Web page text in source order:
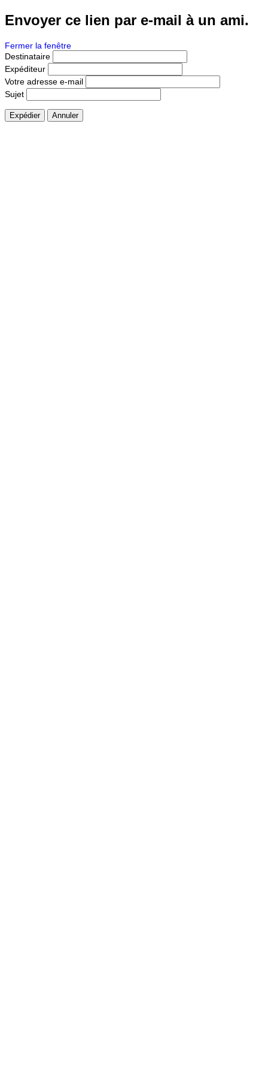
Envoyer ce lien par e-mail à un ami.
Fermer la fenêtre
Destinataire
Expéditeur
Votre adresse e-mail
Sujet
Expédier Annuler